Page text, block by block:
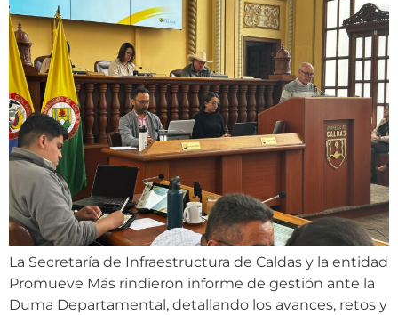
La Secretaría de Infraestructura de Caldas y la entidad
Promueve Más rindieron informe de gestión ante la
Duma Departamental, detallando los avances, retos y